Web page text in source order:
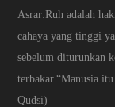
Asrar:Ruh adalah
cahaya yang tinggi
sebelum diturunkan
terbakar.“Manusia
Qudsi)